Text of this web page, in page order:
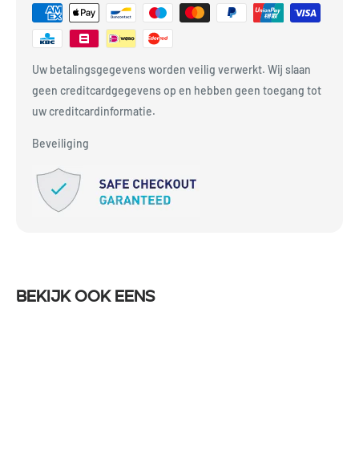
Uw betalingsgegevens worden veilig verwerkt. Wij slaan
geen creditcardgegevens op en hebben geen toegang tot
uw creditcardinformatie.
Beveiliging
Bekijk ook eens